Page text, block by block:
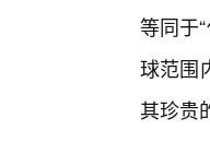
等同于
球范围
其珍贵